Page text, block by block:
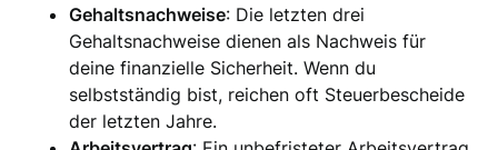
Gehaltsnachweise: Die letzten drei
Gehaltsnachweise dienen als Nachweis für
deine finanzielle Sicherheit. Wenn du
selbstständig bist, reichen oft Steuerbescheide
der letzten Jahre.